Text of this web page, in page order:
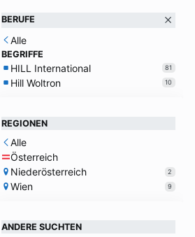
BERUFE
Alle
BEGRIFFE
HILL International 81
Hill Woltron 10
REGIONEN
Alle
Österreich
Niederösterreich
2
Wien 9
ANDERE SUCHTEN